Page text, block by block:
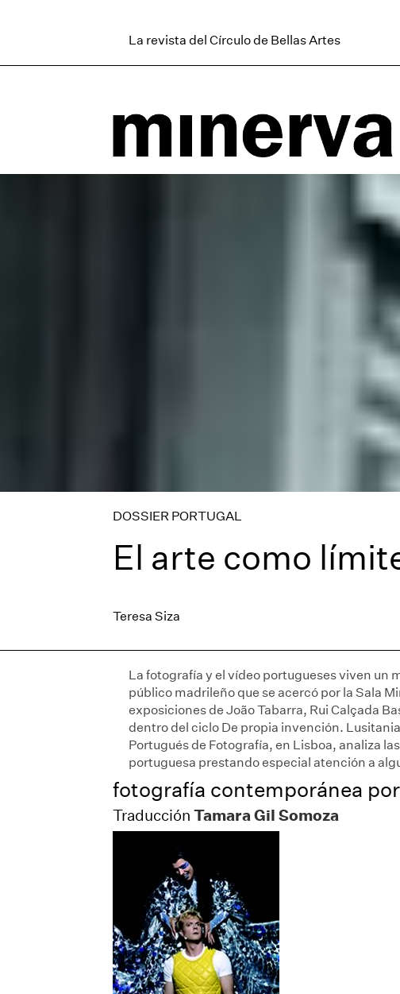
La revista del Círculo de Bellas Artes
DOSSIER PORTUGAL
El arte como
Teresa Siza
La fotografía y el vídeo portugueses viven un
público madrileño que se acercó por la Sala
exposiciones de João Tabarra, Rui Calçada
dentro del ciclo De propia invención.
Portugués de Fotografía, en Lisboa, analiza
portuguesa prestando especial atención a
fotografía contemporánea
Traducción Tamara Gil Somoza